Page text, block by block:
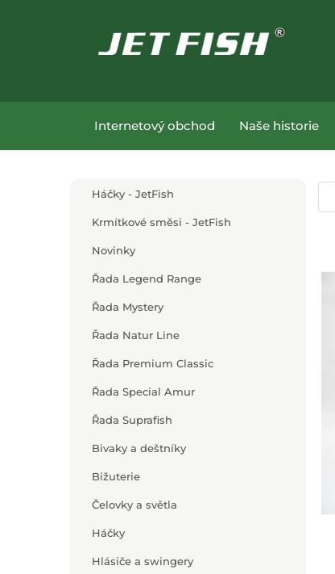
Internetový obchod Naše historie
Přejít na hlavní obsah
Háčky - JetFish
Krmítkové směsi - JetFish
Novinky
Řada Legend Range
Řada Mystery
Řada Natur Line
Řada Premium Classic
Řada Special Amur
Řada Suprafish
Bivaky a deštníky
Bižuterie
Čelovky a světla
Háčky
Hlásiče a swingery